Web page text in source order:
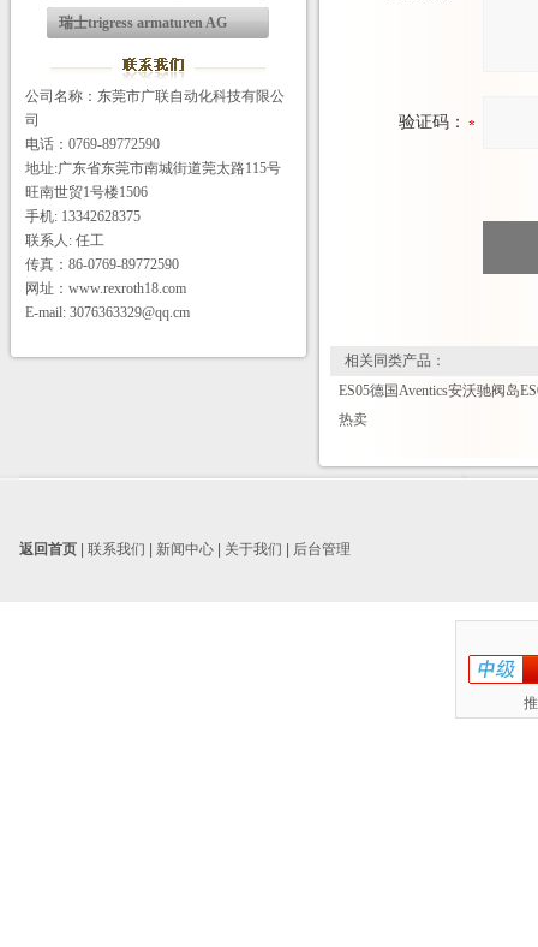
瑞士trigress armaturen AG
公司名称：东莞市广联自动化科技有限公
司
电话：0769-89772590
地址:广东省东莞市南城街道莞太路115号
旺南世贸1号楼1506
手机: 13342628375
联系人: 任工
传真：86-0769-89772590
网址：www.rexroth18.com
E-mail: 3076363329@qq.cm
验证码：
相关同类产品：
ES05德国Aventics安沃驰阀岛
热卖
返回首页 联系我们 新闻中心 关于我们 后台管理